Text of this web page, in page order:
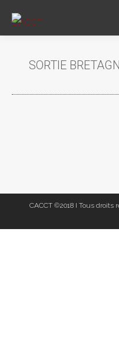
SORTIE
CACCT ©2018 I Tous droits